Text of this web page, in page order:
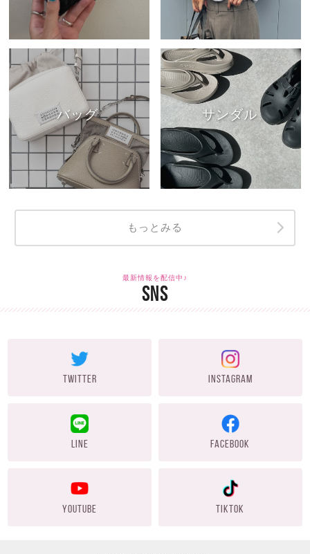
バッグ サンダル
もっとみる
最新情報を配信中♪
SNS
TWITTER INSTAGRAM
LINE FACEBOOK
YOUTUBE TIKTOK